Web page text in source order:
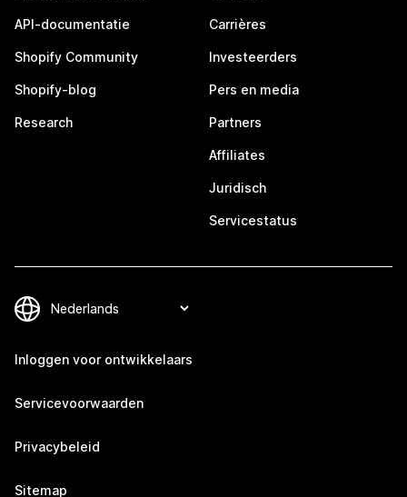
API-documentatie
Shopify Community
Shopify-blog
Research
Carrières
Investeerders
Pers en media
Partners
Affiliates
Juridisch
Servicestatus
Inloggen voor ontwikkelaars
Servicevoorwaarden
Privacybeleid
Sitemap